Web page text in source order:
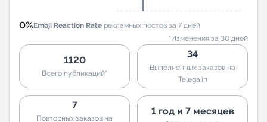
0%Emoji Reaction Rate рекламных постов за 7 дней
*Изменения за 30 дней
1120
Всего публикаций*
34
Выполненных заказов на
Telega.in
7
Повторных заказов на
1 год и 7 месяцев